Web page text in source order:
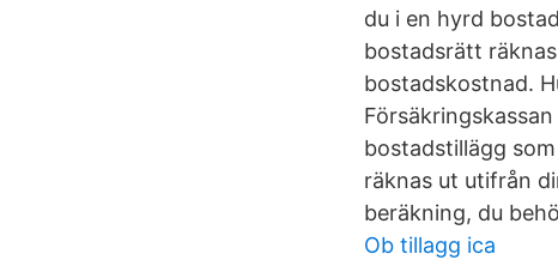
du i en hyrd
bostadsrätt
bostadskostnad.
bostadstillägg
räknas ut utifrån
beräkning, du
Ob tillagg ica